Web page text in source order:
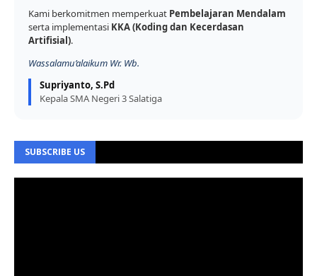
Kami berkomitmen memperkuat Pembelajaran Mendalam
serta implementasi KKA (Koding dan Kecerdasan
Artifisial).
Wassalamu’alaikum Wr. Wb.
Supriyanto, S.Pd
Kepala SMA Negeri 3 Salatiga
SUBSCRIBE US